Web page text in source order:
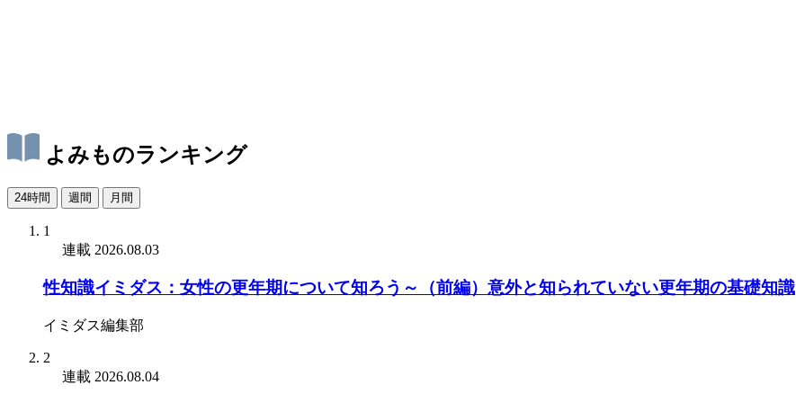
よみものランキング
24時間 週間 月間
1
連載 2026.08.03
性知識イミダス：女性の更年期について知ろう～（前編）意外と知られていない更年期の基礎知識
イミダス編集部
2
連載 2026.08.04